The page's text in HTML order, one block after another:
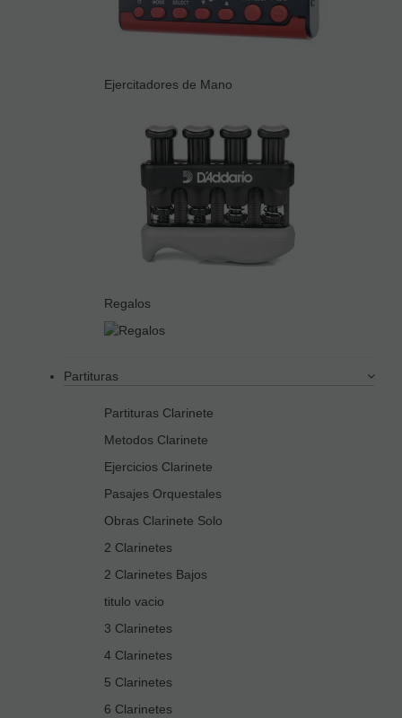
Ejercitadores de Mano
Regalos
Partituras
Partituras Clarinete
Metodos Clarinete
Ejercicios Clarinete
Pasajes Orquestales
Obras Clarinete Solo
2 Clarinetes
2 Clarinetes Bajos
titulo vacio
3 Clarinetes
4 Clarinetes
5 Clarinetes
6 Clarinetes